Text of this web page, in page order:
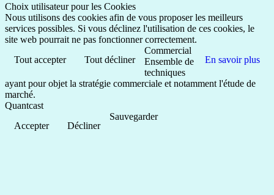
Choix utilisateur pour les Cookies
Nous utilisons des cookies afin de vous proposer les meilleurs
services possibles. Si vous déclinez l'utilisation de ces cookies, le
site web pourrait ne pas fonctionner correctement.
Tout accepter
Tout décliner En savoir plus
Commercial
Ensemble de
techniques
ayant pour objet la stratégie commerciale et notamment l'étude de
marché.
Quantcast
Accepter
Décliner
Sauvegarder